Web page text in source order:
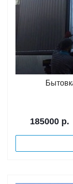
185000 р.